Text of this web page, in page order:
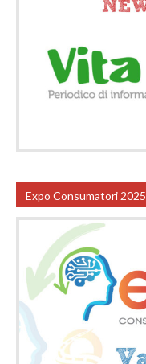
Expo Consumatori 2025